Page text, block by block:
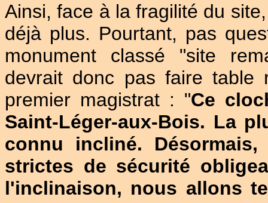
Ainsi, face à la fragilité du
déjà plus. Pourtant, pas
monument classé "site
devrait donc pas faire table
premier magistrat : "Ce
Saint-Léger-aux-Bois. La
connu incliné.
strictes de sécurité
l'inclinaison, nous allons